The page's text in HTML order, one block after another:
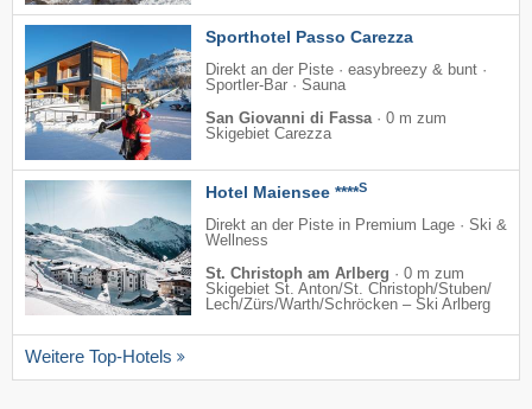
Sporthotel Passo Carezza
Direkt an der Piste · easybreezy & bunt ·
Sportler-Bar · Sauna
San Giovanni di Fassa· 0 m zum
Skigebiet Carezza
Hotel Maiensee ****S
Direkt an der Piste in Premium Lage · Ski &
Wellness
St. Christoph am Arlberg · 0 m zum
Skigebiet St. Anton/​St. Christoph/​Stuben/​
Lech/​Zürs/​Warth/​Schröcken – Ski Arlberg
Weitere Top-Hotels